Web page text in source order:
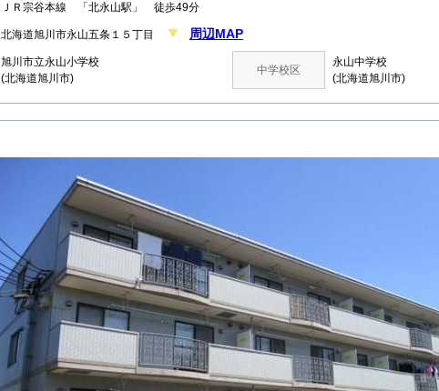
ＪＲ宗谷本線 「北永山駅」 徒歩49分
北海道旭川市永山五条１５丁目 周辺MAP
旭川市立永山小学校
(北海道旭川市)
中学校区
永山中学校
(北海道旭川市)